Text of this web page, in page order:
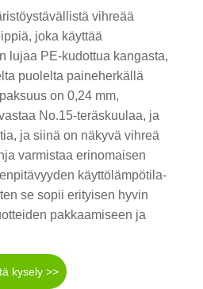
vihreää
joka käyttää
lujaa PE-kudottua kangasta,
puolelta paineherkällä
on 0,24 mm,
No.15-teräskuulaa, ja
ja siinä on näkyvä vihreä
varmistaa erinomaisen
käyttölämpötila-
se sopii erityisen hyvin
pakkaamiseen ja
kysely >>